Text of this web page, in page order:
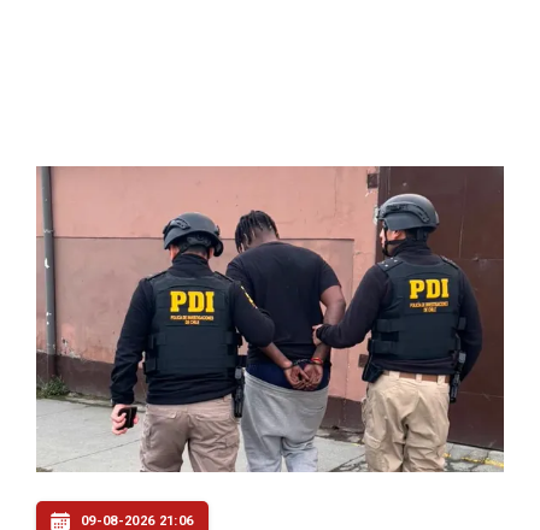
09-08-2026 21:06